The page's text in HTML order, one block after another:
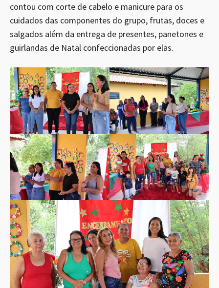
contou com corte de cabelo e manicure para os
cuidados das componentes do grupo, frutas, doces e
salgados além da entrega de presentes, panetones e
guirlandas de Natal confeccionadas por elas.